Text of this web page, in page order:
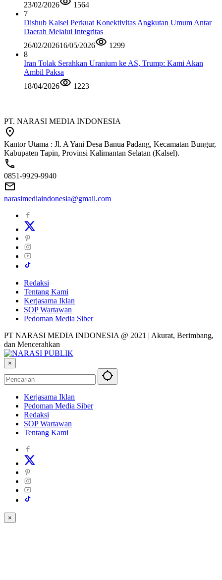
23/02/2026
1564
7
Dishub Kalsel Perkuat Konektivitas Angkutan Umum Antar
Daerah Melalui Integritas
26/02/202616/05/2026
1299
8
Iran Tolak Serahkan Uranium ke AS, Trump: Kami Akan
Ambil Paksa
18/04/2026
1223
PT. NARASI MEDIA INDONESIA
Kantor Utama : Jl. A Yani Desa Banua Padang, Kecamatan Bungur,
Kabupaten Tapin, Provinsi Kalimantan Selatan (Kalsel).
0851-9929-9940
narasimediaindonesia@gmail.com
Redaksi
Tentang Kami
Kerjasama Iklan
SOP Wartawan
Pedoman Media Siber
PT NARASI MEDIA INDONESIA @ 2021 | Akurat, Berimbang,
dan Mencerahkan
×
Kerjasama Iklan
Pedoman Media Siber
Redaksi
SOP Wartawan
Tentang Kami
×